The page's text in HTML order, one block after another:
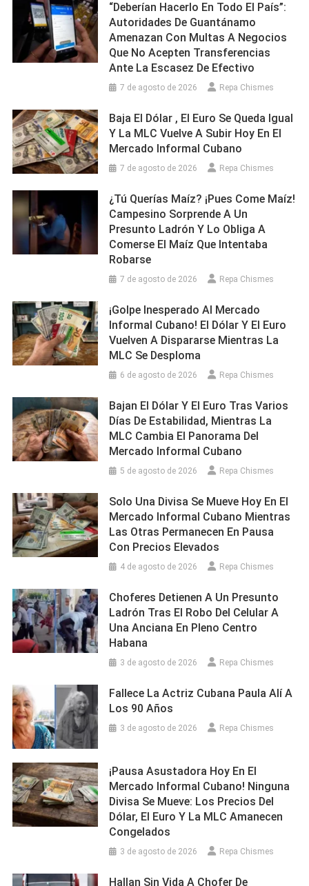
“Deberían Hacerlo En Todo El País”:
Autoridades De Guantánamo
Amenazan Con Multas A Negocios
Que No Acepten Transferencias
Ante La Escasez De Efectivo
7 de agosto de 2026 Repa Chismes
Baja El Dólar , El Euro Se Queda Igual
Y La MLC Vuelve A Subir Hoy En El
Mercado Informal Cubano
7 de agosto de 2026 Repa Chismes
¿Tú Querías Maíz? ¡Pues Come Maíz!
Campesino Sorprende A Un
Presunto Ladrón Y Lo Obliga A
Comerse El Maíz Que Intentaba
Robarse
7 de agosto de 2026 Repa Chismes
¡Golpe Inesperado Al Mercado
Informal Cubano! El Dólar Y El Euro
Vuelven A Dispararse Mientras La
MLC Se Desploma
6 de agosto de 2026 Repa Chismes
Bajan El Dólar Y El Euro Tras Varios
Días De Estabilidad, Mientras La
MLC Cambia El Panorama Del
Mercado Informal Cubano
5 de agosto de 2026 Repa Chismes
Solo Una Divisa Se Mueve Hoy En El
Mercado Informal Cubano Mientras
Las Otras Permanecen En Pausa
Con Precios Elevados
4 de agosto de 2026 Repa Chismes
Choferes Detienen A Un Presunto
Ladrón Tras El Robo Del Celular A
Una Anciana En Pleno Centro
Habana
3 de agosto de 2026 Repa Chismes
Fallece La Actriz Cubana Paula Alí A
Los 90 Años
3 de agosto de 2026 Repa Chismes
¡Pausa Asustadora Hoy En El
Mercado Informal Cubano! Ninguna
Divisa Se Mueve: Los Precios Del
Dólar, El Euro Y La MLC Amanecen
Congelados
3 de agosto de 2026 Repa Chismes
Hallan Sin Vida A Chofer De